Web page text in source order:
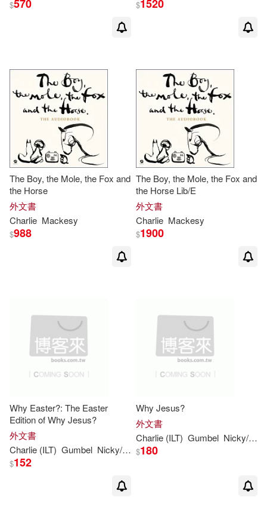
$570 $1520
The Boy, the Mole, the Fox and
the Horse
外文書
Charlie Mackesy
$988
The Boy, the Mole, the Fox and
the Horse Lib/E
外文書
Charlie Mackesy
$1900
Why Easter?: The Easter
Edition of Why Jesus?
外文書
Charlie (ILT) Gumbel Nicky/ Mackesy
$152
Why Jesus?
外文書
Charlie (ILT) Gumbel Nicky/
$180